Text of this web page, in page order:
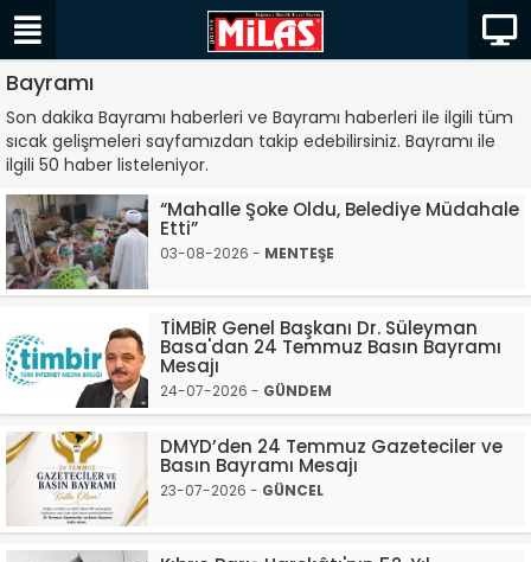
Bayramı
Son dakika Bayramı haberleri ve Bayramı haberleri ile ilgili tüm
sıcak gelişmeleri sayfamızdan takip edebilirsiniz. Bayramı ile
ilgili 50 haber listeleniyor.
“Mahalle Şoke Oldu, Belediye Müdahale
Etti”
03-08-2026 - MENTEŞE
TİMBİR Genel Başkanı Dr. Süleyman
Basa'dan 24 Temmuz Basın Bayramı
Mesajı
24-07-2026 - GÜNDEM
DMYD’den 24 Temmuz Gazeteciler ve
Basın Bayramı Mesajı
23-07-2026 - GÜNCEL